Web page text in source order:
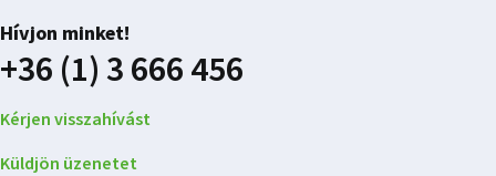
Hívjon minket!
+36 (1) 3 666 456
Kérjen visszahívást
Küldjön üzenetet